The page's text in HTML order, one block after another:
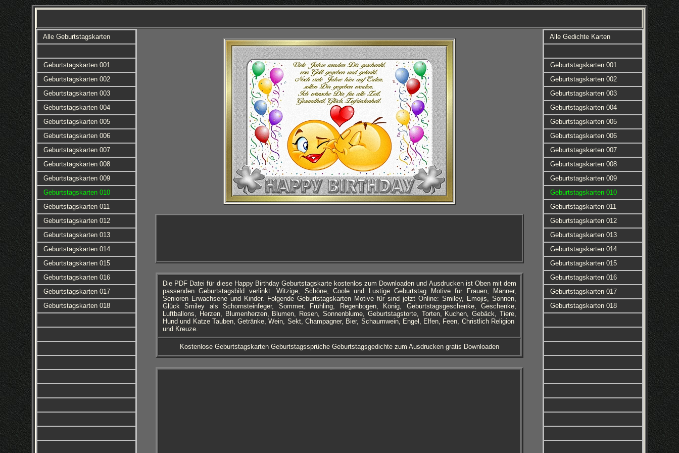
Alle Geburtstagskarten
Geburtstagskarten 001
Geburtstagskarten 002
Geburtstagskarten 003
Geburtstagskarten 004
Geburtstagskarten 005
Geburtstagskarten 006
Geburtstagskarten 007
Geburtstagskarten 008
Geburtstagskarten 009
Geburtstagskarten 010
Geburtstagskarten 011
Geburtstagskarten 012
Geburtstagskarten 013
Geburtstagskarten 014
Geburtstagskarten 015
Geburtstagskarten 016
Geburtstagskarten 017
Geburtstagskarten 018
Die PDF Datei für diese Happy Birthday Geburtstagskarte kostenlos zum Downloaden und Ausdrucken ist Oben mit dem
passenden Geburtstagsbild verlinkt. Witzige, Schöne, Coole und Lustige Geburtstag Motive für Frauen, Männer,
Senioren Erwachsene und Kinder. Folgende Geburtstagskarten Motive für sind jetzt Online: Smiley, Emojis, Sonnen,
Glück Smiley als Schornsteinfeger, Sommer, Frühling, Regenbogen, König, Geburtstagsgeschenke, Geschenke,
Luftballons, Herzen, Blumenherzen, Blumen, Rosen, Sonnenblume, Geburtstagstorte, Torten, Kuchen, Gebäck, Tiere,
Hund und Katze Tauben, Getränke, Wein, Sekt, Champagner, Bier, Schaumwein, Engel, Elfen, Feen, Christlich Religion
und Kreuze.
Kostenlose Geburtstagskarten Geburtstagssprüche Geburtstagsgedichte zum Ausdrucken gratis Downloaden
Alle Gedichte Karten
Geburtstagskarten 001
Geburtstagskarten 002
Geburtstagskarten 003
Geburtstagskarten 004
Geburtstagskarten 005
Geburtstagskarten 006
Geburtstagskarten 007
Geburtstagskarten 008
Geburtstagskarten 009
Geburtstagskarten 010
Geburtstagskarten 011
Geburtstagskarten 012
Geburtstagskarten 013
Geburtstagskarten 014
Geburtstagskarten 015
Geburtstagskarten 016
Geburtstagskarten 017
Geburtstagskarten 018